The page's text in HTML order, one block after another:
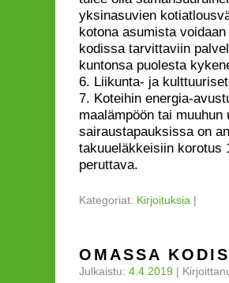
yksinasuvien
kotona asumista
kodissa tarvittaviin
kuntonsa puolesta
6. Liikunta- ja
7. Koteihin energia-
maalämpöön tai
sairaustapauksissa on
takuueläkkeisiin korotus
peruttava.
Kategoriat: Kirjoituksia |
OMASSA
Julkaistu: 4.4.2019 |